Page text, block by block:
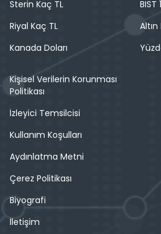
Sterin Kaç TL
Riyal Kaç TL
Kanada Doları
BIST
Kişisel Verilerin Korunması
Politikası
İzleyici Temsilcisi
Kullanım Koşulları
Aydınlatma Metni
Çerez Politikası
Biyografi
İletişim